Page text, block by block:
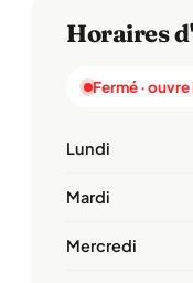
Horaires
Fermé · ouvre
Lundi
Mardi
Mercredi